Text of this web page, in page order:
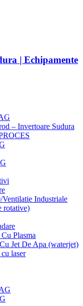
– Invertoare Sudura
Ventilatie Industriale
rotative)
Plasma
Jet De Apa (waterjet)
laser